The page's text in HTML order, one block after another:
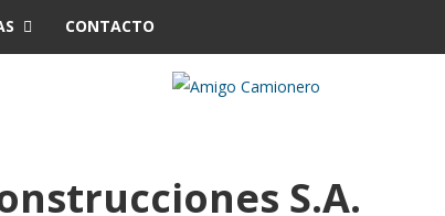
CONTACTO
S.A.